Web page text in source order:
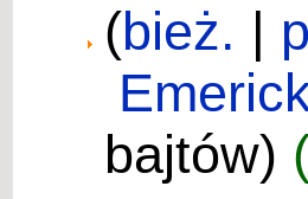
(bież. |
bajtów)